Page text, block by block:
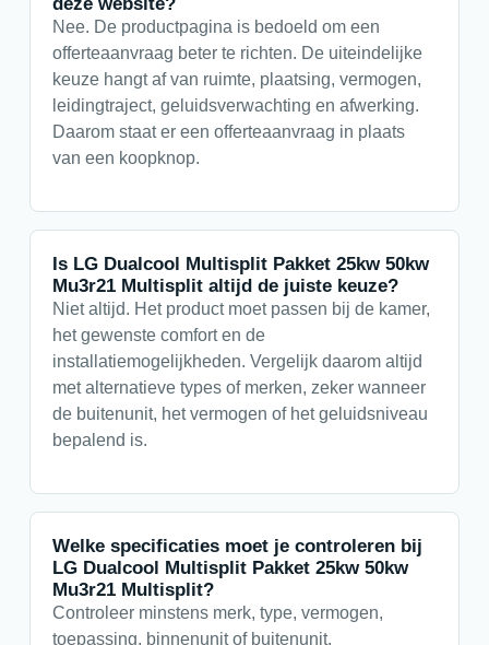
Nee. De productpagina is bedoeld om een
offerteaanvraag beter te richten. De uiteindelijke
keuze hangt af van ruimte, plaatsing, vermogen,
leidingtraject, geluidsverwachting en afwerking.
Daarom staat er een offerteaanvraag in plaats
van een koopknop.
Is LG Dualcool Multisplit Pakket 25kw 50kw
Mu3r21 Multisplit altijd de juiste keuze?
Niet altijd. Het product moet passen bij de kamer,
het gewenste comfort en de
installatiemogelijkheden. Vergelijk daarom altijd
met alternatieve types of merken, zeker wanneer
de buitenunit, het vermogen of het geluidsniveau
bepalend is.
Welke specificaties moet je controleren bij
LG Dualcool Multisplit Pakket 25kw 50kw
Mu3r21 Multisplit?
Controleer minstens merk, type, vermogen,
toepassing, binnenunit of buitenunit,